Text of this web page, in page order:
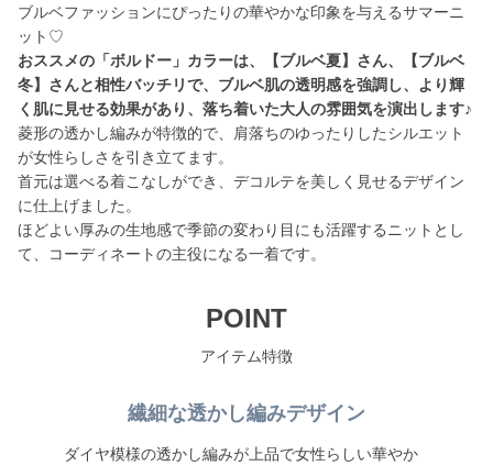
ブルベファッションにぴったりの華やかな印象を与えるサマーニ
おススメの「ボルドー」カラーは、【ブルベ夏】さん、【ブルベ
冬】さんと相性バッチリで、ブルベ肌の透明感を強調し、より輝
く肌に見せる効果があり、落ち着いた大人の雰囲気を演出します♪
菱形の透かし編みが特徴的で、肩落ちのゆったりしたシルエット
が女性らしさを引き立てます。
首元は選べる着こなしができ、デコルテを美しく見せるデザイン
に仕上げました。
ほどよい厚みの生地感で季節の変わり目にも活躍するニットとし
て、コーディネートの主役になる一着です。
POINT
アイテム特徴
繊細な透かし編みデザイン
ダイヤ模様の透かし編みが上品で女性らしい華やか